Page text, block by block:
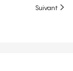
Suivant